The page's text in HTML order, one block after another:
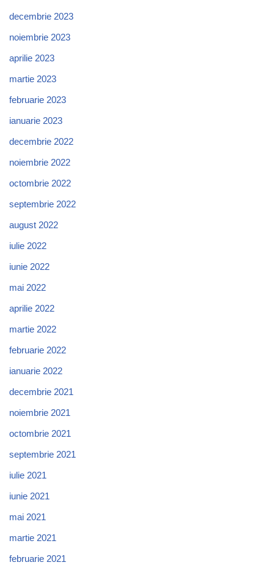
decembrie 2023
noiembrie 2023
aprilie 2023
martie 2023
februarie 2023
ianuarie 2023
decembrie 2022
noiembrie 2022
octombrie 2022
septembrie 2022
august 2022
iulie 2022
iunie 2022
mai 2022
aprilie 2022
martie 2022
februarie 2022
ianuarie 2022
decembrie 2021
noiembrie 2021
octombrie 2021
septembrie 2021
iulie 2021
iunie 2021
mai 2021
martie 2021
februarie 2021